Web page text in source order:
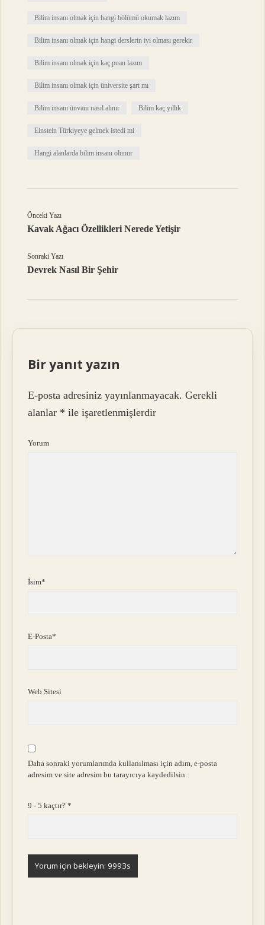
Bilim insanı olmak için hangi bölümü okumak lazım
Bilim insanı olmak için hangi derslerin iyi olması gerekir
Bilim insanı olmak için kaç puan lazım
Bilim insanı olmak için üniversite şart mı
Bilim insanı ünvanı nasıl alınır Bilim kaç yıllık
Einstein Türkiyeye gelmek istedi mi
Hangi alanlarda bilim insanı olunur
Önceki Yazı
Kavak Ağacı Özellikleri Nerede Yetişir
Sonraki Yazı
Devrek Nasıl Bir Şehir
Bir yanıt yazın
E-posta adresiniz yayınlanmayacak. Gerekli
alanlar * ile işaretlenmişlerdir
Yorum
İsim*
E-Posta*
Web Sitesi
Daha sonraki yorumlarımda kullanılması için adım, e-posta
adresim ve site adresim bu tarayıcıya kaydedilsin.
9 - 5 kaçtır?*